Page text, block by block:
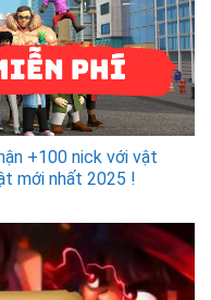
+100 nick với vật
mới nhất 2025 !